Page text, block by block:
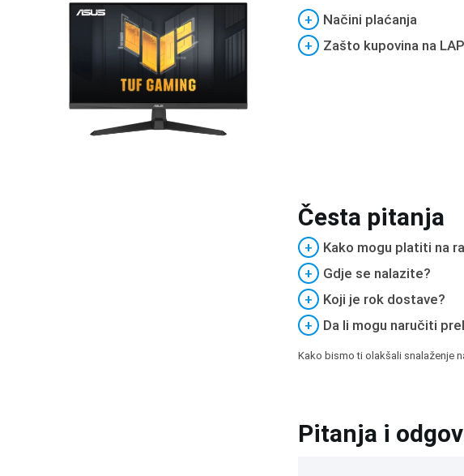
+
Načini plaćanja
+
Zašto kupovina na
Česta pitanja
+
Kako mogu platiti na
+
Gdje se nalazite?
+
Koji je rok dostave?
+
Da li mogu naručiti
Kako bismo ti olakšali snalaženje
Pitanja i